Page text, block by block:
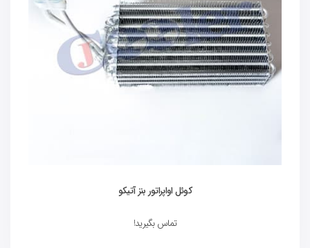
کوئل اواپراتور بنز آتیکو
تماس بگیرید!